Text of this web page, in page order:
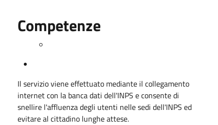
Competenze
Il servizio viene effettuato mediante il collegamento
internet con la banca dati dell'INPS e consente di
snellire l'affluenza degli utenti nelle sedi dell'INPS ed
evitare al cittadino lunghe attese.